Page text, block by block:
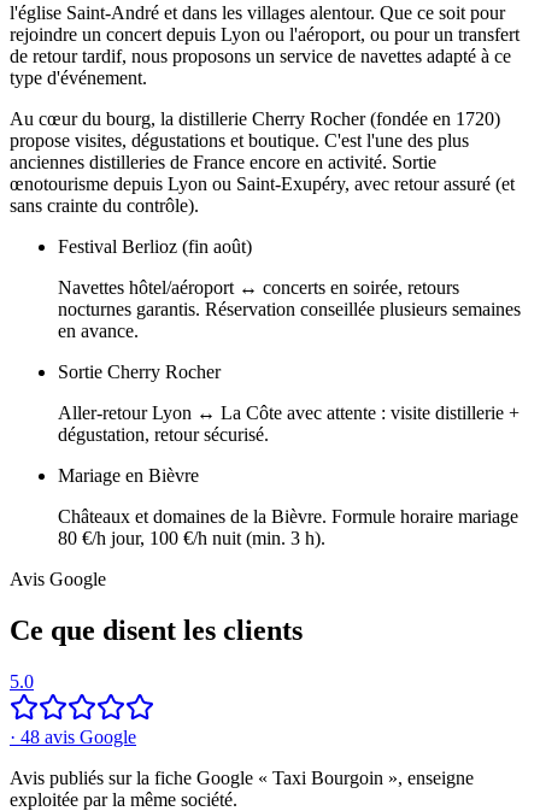
l'église Saint-André et dans les villages alentour. Que ce soit pour
rejoindre un concert depuis Lyon ou l'aéroport, ou pour un transfert
de retour tardif, nous proposons un service de navettes adapté à ce
type d'événement.
Au cœur du bourg, la distillerie Cherry Rocher (fondée en 1720)
propose visites, dégustations et boutique. C'est l'une des plus
anciennes distilleries de France encore en activité. Sortie
œnotourisme depuis Lyon ou Saint-Exupéry, avec retour assuré (et
sans crainte du contrôle).
Festival Berlioz (fin août)
Navettes hôtel/aéroport ↔ concerts en soirée, retours
nocturnes garantis. Réservation conseillée plusieurs semaines
en avance.
Sortie Cherry Rocher
Aller-retour Lyon ↔ La Côte avec attente : visite distillerie +
dégustation, retour sécurisé.
Mariage en Bièvre
Châteaux et domaines de la Bièvre. Formule horaire mariage
80 €/h jour, 100 €/h nuit (min. 3 h).
Avis Google
Ce que disent les clients
5.0
· 48 avis Google
Avis publiés sur la fiche Google « Taxi Bourgoin », enseigne
exploitée par la même société.